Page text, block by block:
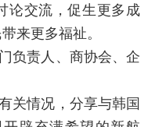
论交流，促生更多成
来更多福祉。
负责人、商协会、企
关情况，分享与韩国